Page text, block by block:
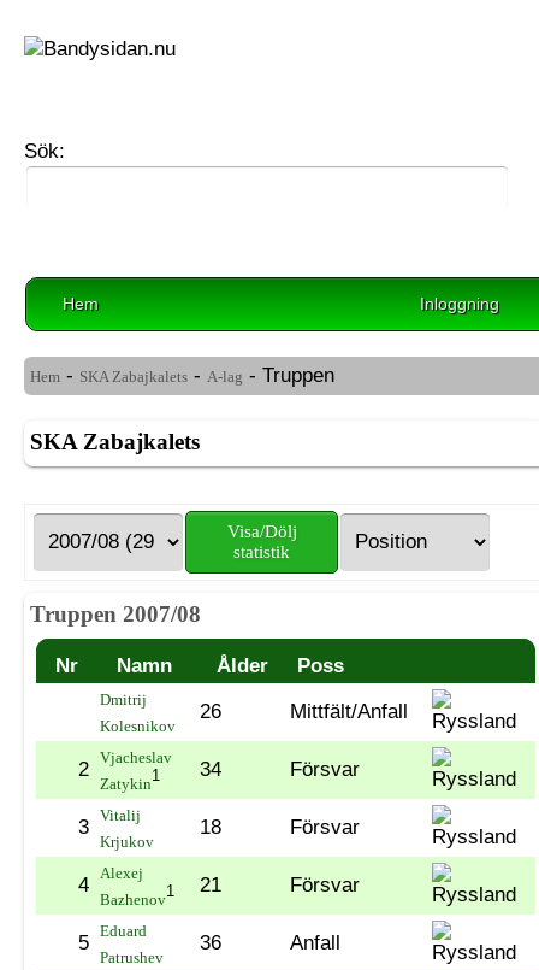
Sök:
Hem Inloggning
Hem - SKA Zabajkalets - A-lag - Truppen
SKA Zabajkalets
Visa/Dölj
statistik
Truppen 2007/08
Nr Namn Ålder Poss
Dmitrij
Kolesnikov
26 Mittfält/Anfall
2
Vjacheslav
Zatykin1 34 Försvar
3
Vitalij
Krjukov
18 Försvar
4
Alexej
Bazhenov1 21 Försvar
5
Eduard
Patrushev
36 Anfall